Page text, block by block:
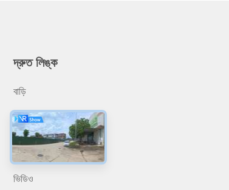
দ্রুত লিঙ্ক
বাড়ি
আমাদের সম্বন্ধে
পণ্য
ভিডিও